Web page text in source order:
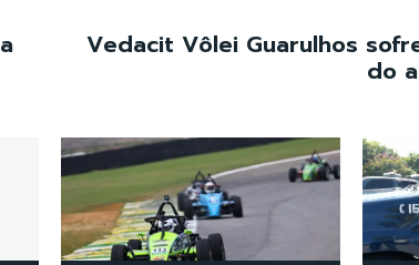
Vedacit Vôlei Guarulhos
do